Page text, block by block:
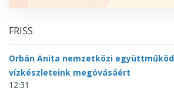
FRISS
Orbán Anita nemzetközi
vízkészleteink megóvásáért
12:31